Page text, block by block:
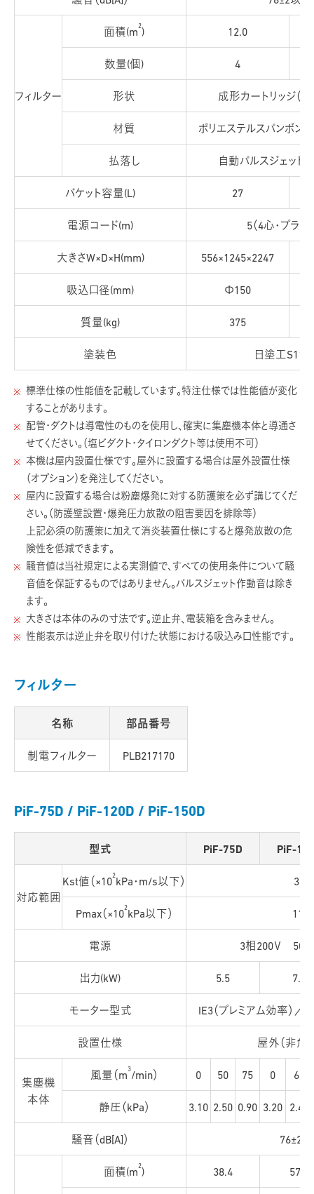
フィルター
面積(m
2
) 12.0
数量(個) 4
形状 成形カートリッジ（
材質 ポリエステルスパンボン
払落し 自動パルスジェット
バケット容量(L) 27
電源コード(m) 5（4心・プラグ
大きさW×D×H(mm) 556×1245×2247
吸込口径(mm) Φ150
質量(kg) 375
塗装色 日塗工S11-
標準仕様の性能値を記載しています。特注仕様では性能値が変化
することがあります。
配管・ダクトは導電性のものを使用し、確実に集塵機本体と導通さ
せてください。（塩ビダクト・タイロンダクト等は使用不可）
本機は屋内設置仕様です。屋外に設置する場合は屋外設置仕様
（オプション）を発注してください。
屋内に設置する場合は粉塵爆発に対する防護策を必ず講じてくだ
さい。（防護壁設置・爆発圧力放散の阻害要因を排除等）
上記必須の防護策に加えて消炎装置仕様にすると爆発放散の危
険性を低減できます。
騒音値は当社規定による実測値で、すべての使用条件について騒
音値を保証するものではありません。パルスジェット作動音は除き
ます。
大きさは本体のみの寸法です。逆止弁、電装箱を含みません。
性能表示は逆止弁を取り付けた状態における吸込み口性能です。
フィルター
名称 部品番号
制電フィルター PLB217170
PiF-75D / PiF-120D / PiF-150D
型式 PiF-75D PiF-
対応範囲
Kst値（×10
2
kPa・m/s以下） 300
Pmax（×10
2
kPa以下） 11.0
電源 3相200Ｖ
出力(kW) 5.5 7.5
モーター型式 IE3（プレミアム効率）
設置仕様 屋外（非危
集塵機
本体
風量（m
3
/min） 0 50 75 0 65
静圧（kPa） 3.10 2.50 0.90 3.20 2.41
騒音（dB[A]） 76±2
面積(m
2
) 38.4 57.6